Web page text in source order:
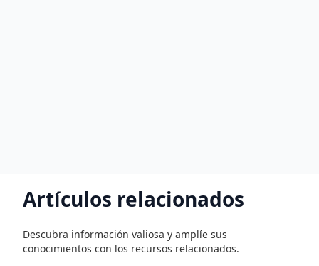
Artículos relacionados
Descubra información valiosa y amplíe sus
conocimientos con los recursos relacionados.